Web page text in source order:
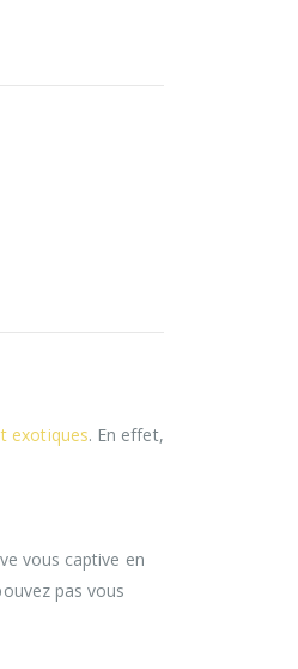
exotiques. En effet,
vous captive en
pas vous